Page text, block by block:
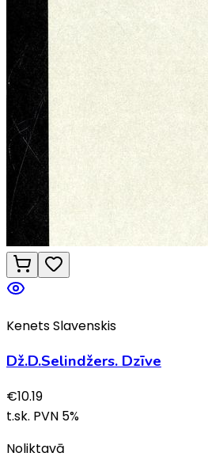
Kenets Slavenskis
Dž.D.Selindžers. Dzīve
€10.19
t.sk. PVN 5%
Noliktavā